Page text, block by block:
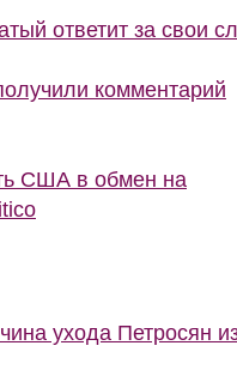
ответит за свои
комментарий
США в обмен на
ухода Петросян